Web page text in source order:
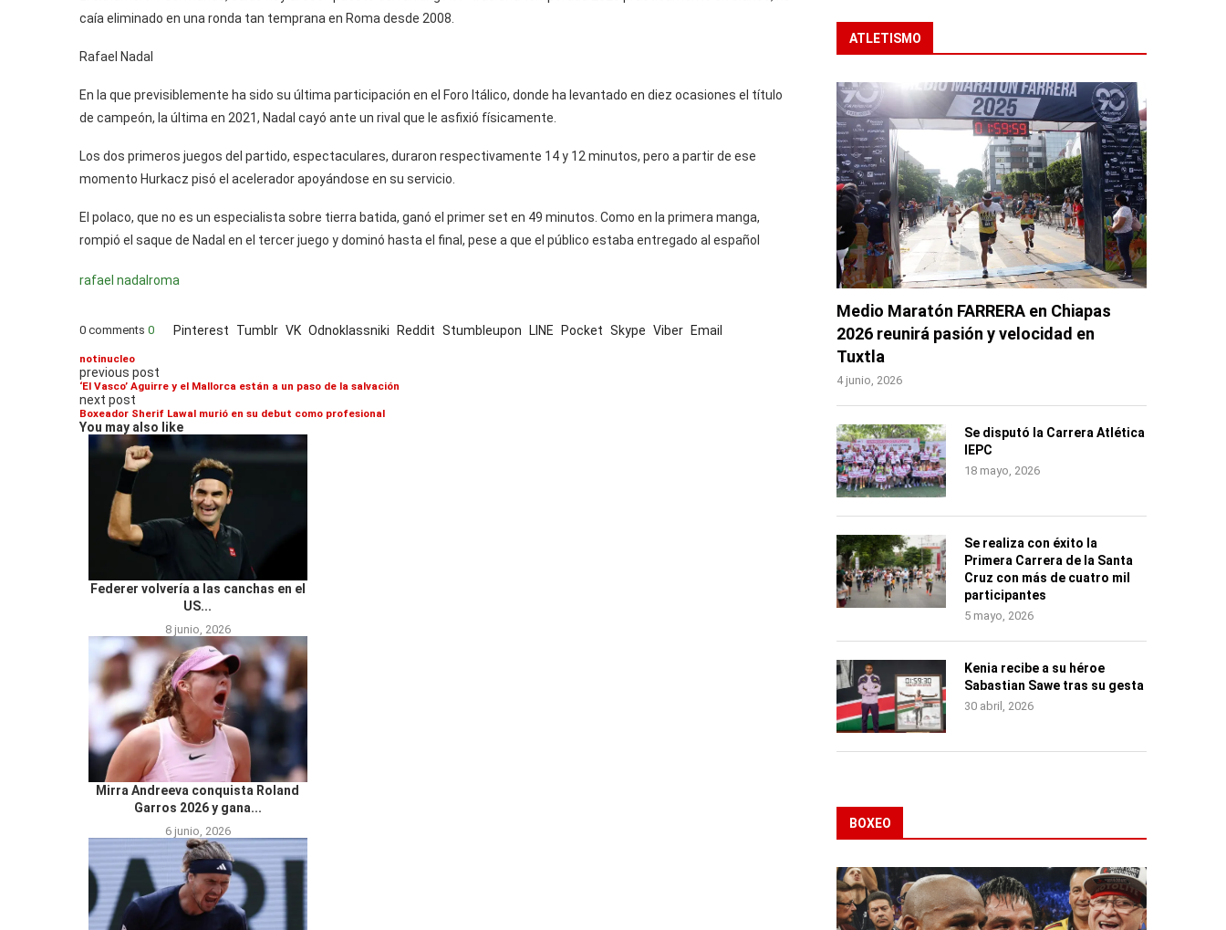
caía eliminado en una ronda tan temprana en Roma desde 2008.
Rafael Nadal
En la que previsiblemente ha sido su última participación en el Foro Itálico, donde ha levantado en diez ocasiones el título
de campeón, la última en 2021, Nadal cayó ante un rival que le asfixió físicamente.
Los dos primeros juegos del partido, espectaculares, duraron respectivamente 14 y 12 minutos, pero a partir de ese
momento Hurkacz pisó el acelerador apoyándose en su servicio.
El polaco, que no es un especialista sobre tierra batida, ganó el primer set en 49 minutos. Como en la primera manga,
rompió el saque de Nadal en el tercer juego y dominó hasta el final, pese a que el público estaba entregado al español
rafael nadal roma
0 comments 0 Pinterest Tumblr VK Odnoklassniki Reddit Stumbleupon LINE Pocket Skype Viber Email
notinucleo
previous post
‘El Vasco’ Aguirre y el Mallorca están a un paso de la salvación
next post
Boxeador Sherif Lawal murió en su debut como profesional
You may also like
Federer volvería a las canchas en el
US...
8 junio, 2026
Mirra Andreeva conquista Roland
Garros 2026 y gana...
6 junio, 2026
ATLETISMO
Medio Maratón FARRERA en Chiapas
2026 reunirá pasión y velocidad en
Tuxtla
4 junio, 2026
Se disputó la Carrera Atlética
IEPC
18 mayo, 2026
Se realiza con éxito la
Primera Carrera de la Santa
Cruz con más de cuatro mil
participantes
5 mayo, 2026
Kenia recibe a su héroe
Sabastian Sawe tras su gesta
30 abril, 2026
BOXEO